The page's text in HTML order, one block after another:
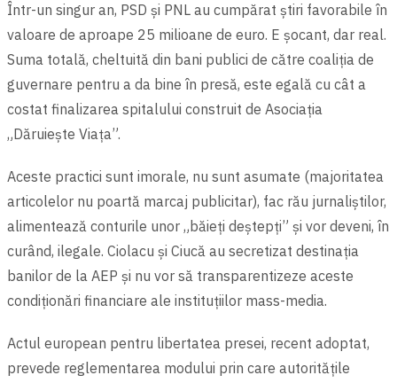
Într-un singur an, PSD și PNL au cumpărat știri favorabile în
valoare de aproape 25 milioane de euro. E şocant, dar real.
Suma totală, cheltuită din bani publici de către coaliția de
guvernare pentru a da bine în presă, este egală cu cât a
costat finalizarea spitalului construit de Asociația
„Dăruiește Viața”.
Aceste practici sunt imorale, nu sunt asumate (majoritatea
articolelor nu poartă marcaj publicitar), fac rău jurnaliștilor,
alimentează conturile unor „băieți deștepți” și vor deveni, în
curând, ilegale. Ciolacu și Ciucă au secretizat destinația
banilor de la AEP și nu vor să transparentizeze aceste
condiționări financiare ale instituțiilor mass-media.
Actul european pentru libertatea presei, recent adoptat,
prevede reglementarea modului prin care autoritățile